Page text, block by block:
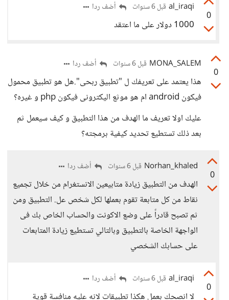
0
al_iraqi قبل 6 سنوات أضف ردا
1000 دولار على ما اعتقد
0
MONA_SALEM قبل 6 سنوات أضف ردا
هذا يعتمد على تعريفك ل "تطبيق ربحى".هل هو تطبيق محمول
فيكون android ام هو موثع اليكترونى فيكون php و غيره؟
عليك اولا تعريف ما الهدف من هذا التطبيق و كيف سيعمل ثم
بعد ذلك تستطيع تحديد كيفية برمجته؟
0
Norhan_khaled قبل 6 سنوات أضف ردا
الهدف من التطبيق زيادة متابيعين الانستغرام من خلال تجميع
نقاط من كل متابعة تقوم بعملها لكل شخص عل. التطبيق ومن
ثم تصبح قادراً على وضع الاكونت والحساب الخاص بك فى
الواجهة الخاصة بالتطبيق وبالتالي تستطيع زيادة المتابعات
على حسابك الشخصي
0
al_iraqi قبل 6 سنوات أضف ردا